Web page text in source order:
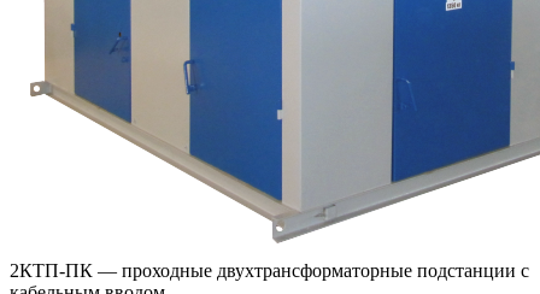
2КТП-ПК — проходные двухтрансформаторные подстанции с